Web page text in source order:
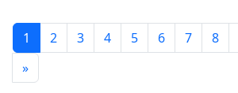
1 2 3 4 5 6 7 8
»